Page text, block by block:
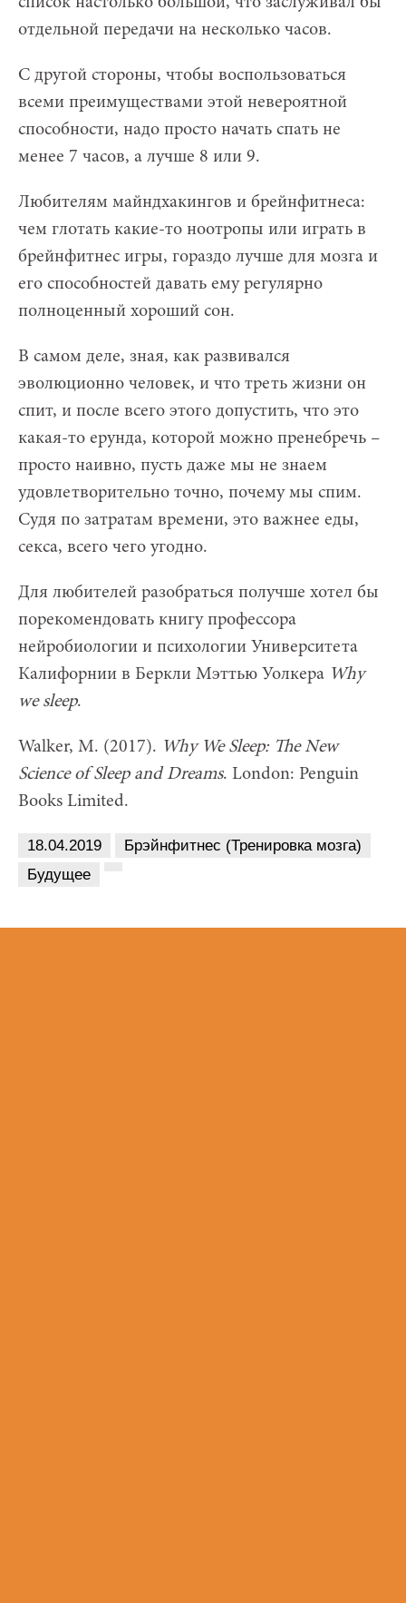
отдельной передачи на несколько часов.
С другой стороны, чтобы воспользоваться
всеми преимуществами этой невероятной
способности, надо просто начать спать не
менее 7 часов, а лучше 8 или 9.
Любителям майндхакингов и брейнфитнеса:
чем глотать какие-то ноотропы или играть в
брейнфитнес игры, гораздо лучше для мозга и
его способностей давать ему регулярно
полноценный хороший сон.
В самом деле, зная, как развивался
эволюционно человек, и что треть жизни он
спит, и после всего этого допустить, что это
какая-то ерунда, которой можно пренебречь –
просто наивно, пусть даже мы не знаем
удовлетворительно точно, почему мы спим.
Судя по затратам времени, это важнее еды,
секса, всего чего угодно.
Для любителей разобраться получше хотел бы
порекомендовать книгу профессора
нейробиологии и психологии Университета
Калифорнии в Беркли Мэттью Уолкера Why
we sleep.
Walker, M. (2017). Why We Sleep: The New
Science of Sleep and Dreams. London: Penguin
Books Limited.
18.04.2019
Брэйнфитнес (Тренировка мозга)
Будущее